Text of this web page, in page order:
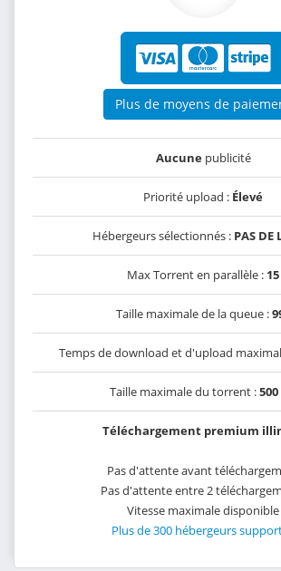
Plus de moyens de
Aucunepublicité
Priorité upload : Élevé
Hébergeurs sélectionnés : PAS DE
Max Torrent en parallèle : 15
Taille maximale de la queue :
Temps de download et d'upload
Taille maximale du torrent :500
Téléchargement premium
Pas d'attente avant
Pas d'attente entre 2
Vitesse maximale disponible
Plus de 300 hébergeurs